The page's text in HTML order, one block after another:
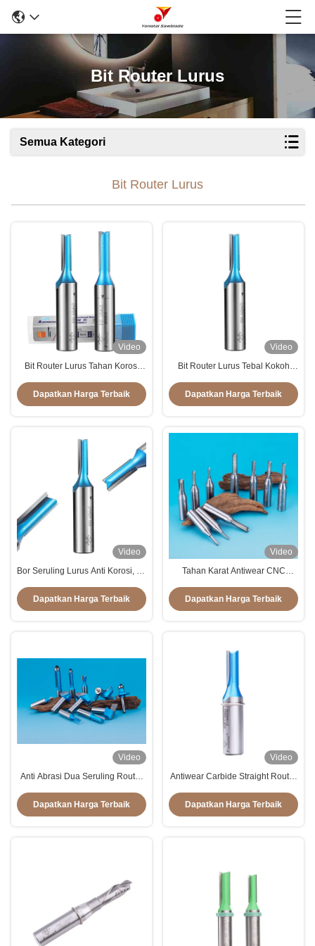
Bit Router Lurus
Semua Kategori
Bit Router Lurus
Video
Bit Router Lurus Tahan Korosi
Dapatkan Harga Terbaik
Video
Bit Router Lurus Tebal Kokoh
Dapatkan Harga Terbaik
Video
Bor Seruling Lurus Anti Korosi, Bit
Dapatkan Harga Terbaik
Video
Tahan Karat Antiwear CNC
Tahan Lama
Dapatkan Harga Terbaik
Video
Anti Abrasi Dua Seruling Router
Anti Korosi
Dapatkan Harga Terbaik
Video
Antiwear Carbide Straight Router
Dapatkan Harga Terbaik